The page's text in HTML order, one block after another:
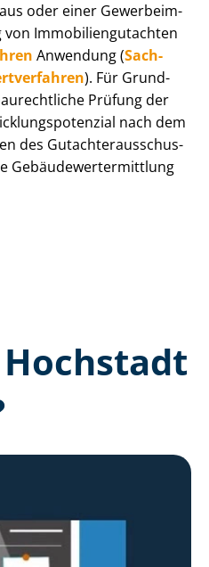
oder einer Ge­wer­be­im­
Im­mo­bi­li­en­gut­ach­ten
Anwendung (Sach­
). Für Grund­
Prüfung der
nach dem
des Gut­ach­ter­aus­schus­
Ge­bäu­de­wert­ermitt­lung